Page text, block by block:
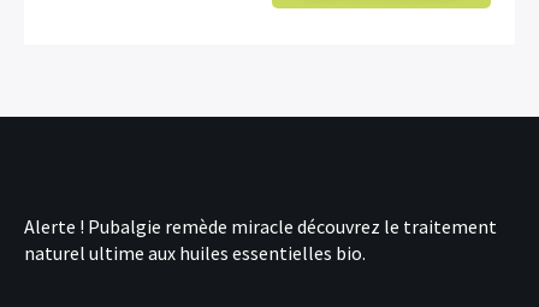
Alerte ! Pubalgie remède miracle découvrez le traitement
naturel ultime aux huiles essentielles bio.